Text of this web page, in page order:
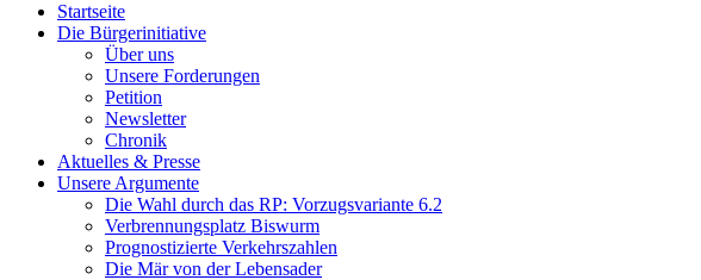
der B523, positioniert.
Startseite
Die Bürgerinitiative
Über uns
Unsere Forderungen
Petition
Newsletter
Chronik
Aktuelles & Presse
Unsere Argumente
Die Wahl durch das RP: Vorzugsvariante 6.2
Verbrennungsplatz Biswurm
Prognostizierte Verkehrszahlen
Die Mär von der Lebensader